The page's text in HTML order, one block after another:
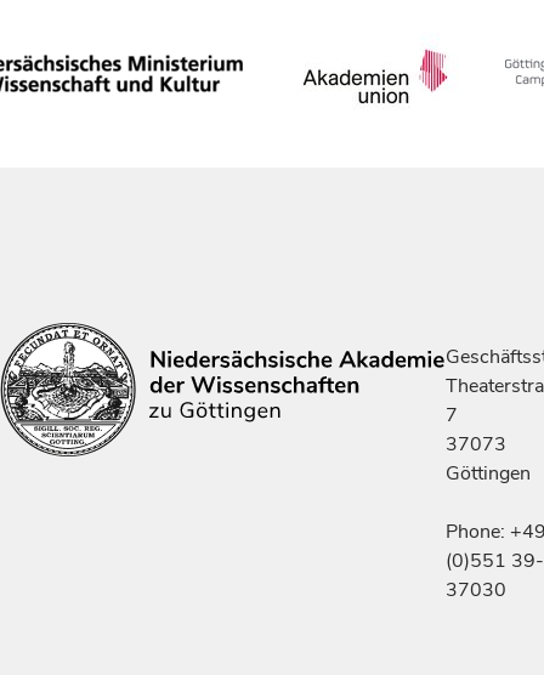
7
37073
Göttingen
Phone:
(0)551 39-
37030